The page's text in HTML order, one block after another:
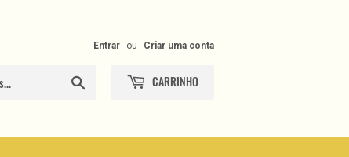
Entrar ou Criar uma conta
Procurar CARRINHO